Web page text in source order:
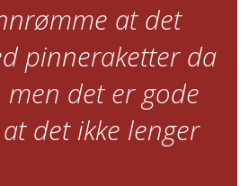
at det
pinneraketter da
men det er gode
det ikke lenger